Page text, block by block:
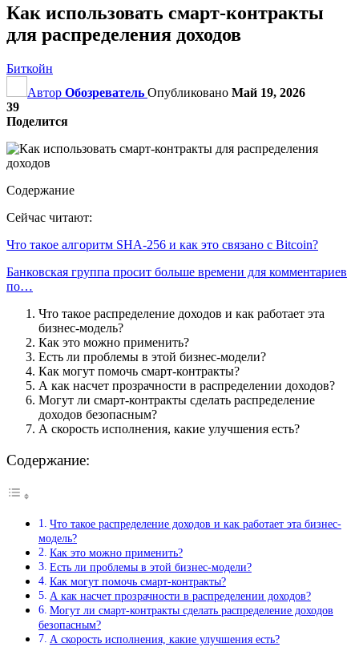
Как использовать смарт-контракты
для распределения доходов
Биткойн
Автор Обозреватель Опубликовано Май 19, 2026
39
Поделится
Содержание
Сейчас читают:
Что такое алгоритм SHA-256 и как это связано с Bitcoin?
Банковская группа просит больше времени для комментариев
по…
Что такое распределение доходов и как работает эта
бизнес-модель?
Как это можно применить?
Есть ли проблемы в этой бизнес-модели?
Как могут помочь смарт-контракты?
А как насчет прозрачности в распределении доходов?
Могут ли смарт-контракты сделать распределение
доходов безопасным?
А скорость исполнения, какие улучшения есть?
Содержание:
Что такое распределение доходов и как работает эта бизнес-
модель?
Как это можно применить?
Есть ли проблемы в этой бизнес-модели?
Как могут помочь смарт-контракты?
А как насчет прозрачности в распределении доходов?
Могут ли смарт-контракты сделать распределение доходов
безопасным?
А скорость исполнения, какие улучшения есть?